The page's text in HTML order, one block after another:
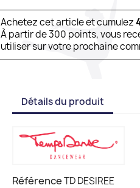
Achetez cet article et cumulez
À partir de 300 points, vous
utiliser sur votre prochaine
Détails du produit
RéférenceTD DESIREE